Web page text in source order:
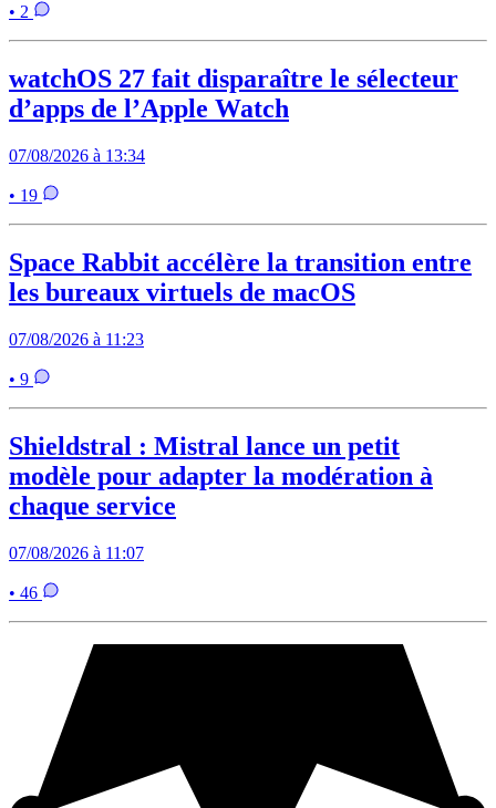
• 2
watchOS 27 fait disparaître le sélecteur
d’apps de l’Apple Watch
07/08/2026 à 13:34
• 19
Space Rabbit accélère la transition entre
les bureaux virtuels de macOS
07/08/2026 à 11:23
• 9
Shieldstral : Mistral lance un petit
modèle pour adapter la modération à
chaque service
07/08/2026 à 11:07
• 46